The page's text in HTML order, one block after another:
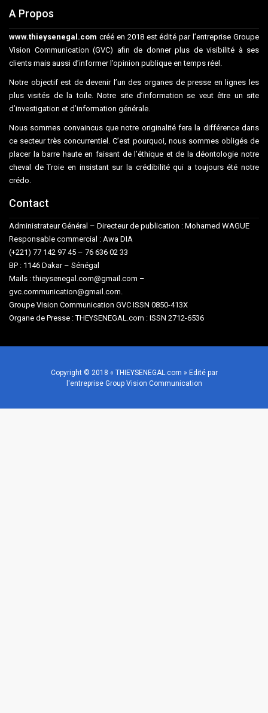
A Propos
www.thieysenegal.com créé en 2018 est édité par l’entreprise Groupe
Vision Communication (GVC) afin de donner plus de visibilité à ses
clients mais aussi d’informer l’opinion publique en temps réel.
Notre objectif est de devenir l’un des organes de presse en lignes les
plus visités de la toile. Notre site d’information se veut être un site
d’investigation et d’information générale.
Nous sommes convaincus que notre originalité fera la différence dans
ce secteur très concurrentiel. C’est pourquoi, nous sommes obligés de
placer la barre haute en faisant de l’éthique et de la déontologie notre
cheval de Troie en insistant sur la crédibilité qui a toujours été notre
crédo.
Contact
Administrateur Général – Directeur de publication : Mohamed WAGUE
Responsable commercial : Awa DIA
(+221) 77 142 97 45 – 76 636 02 33
BP : 1146 Dakar – Sénégal
Mails : thieysenegal.com@gmail.com –
gvc.communication@gmail.com.
Groupe Vision Communication GVC ISSN 0850-413X
Organe de Presse : THEYSENEGAL.com : ISSN 2712-6536
Copyright © 2018 « THIEYSENEGAL.com » Edité par
l'entreprise Group Vision Communication